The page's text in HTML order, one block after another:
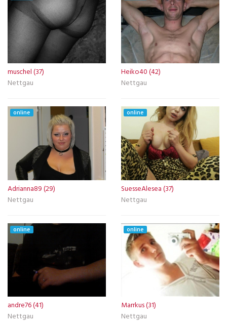
muschel (37)
Nettgau
Heiko40 (42)
Nettgau
online
Adrianna89 (29)
Nettgau
online
SuesseAlesea (37)
Nettgau
online
andre76 (41)
Nettgau
online
Marrkus (31)
Nettgau